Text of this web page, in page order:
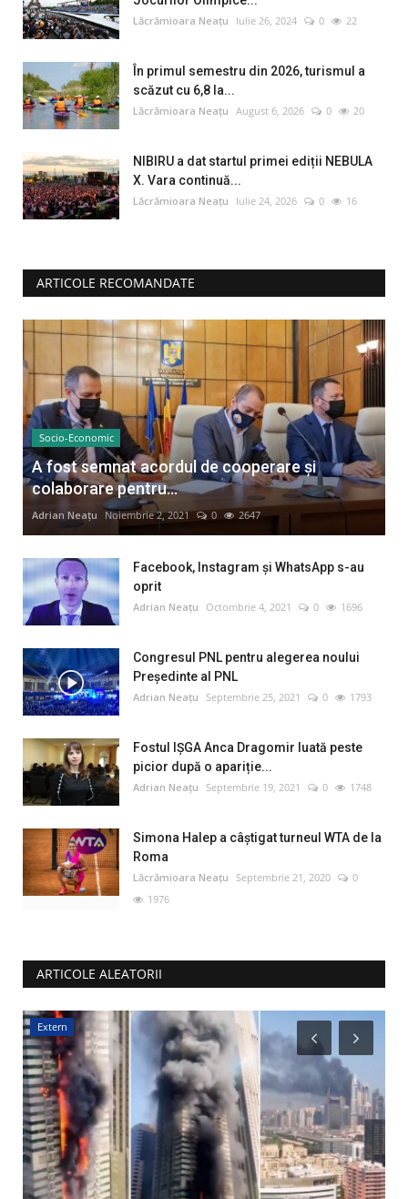
Lăcrămioara Neațu Iulie 26, 2024 0 22
În primul semestru din 2026, turismul a
scăzut cu 6,8 la...
Lăcrămioara Neațu August 6, 2026 0 20
NIBIRU a dat startul primei ediții NEBULA
X. Vara continuă...
Lăcrămioara Neațu Iulie 24, 2026 0 16
ARTICOLE RECOMANDATE
Socio-Economic
A fost semnat acordul de cooperare și
colaborare pentru...
Adrian Neațu Noiembrie 2, 2021 0 2647
Facebook, Instagram și WhatsApp s-au
oprit
Adrian Neațu Octombrie 4, 2021 0 1696
Congresul PNL pentru alegerea noului
Preşedinte al PNL
Adrian Neațu Septembrie 25, 2021 0 1793
Fostul IȘGA Anca Dragomir luată peste
picior după o apariție...
Adrian Neațu Septembrie 19, 2021 0 1748
Simona Halep a câştigat turneul WTA de la
Roma
Lăcrămioara Neațu Septembrie 21, 2020
0
1976
ARTICOLE ALEATORII
Extern